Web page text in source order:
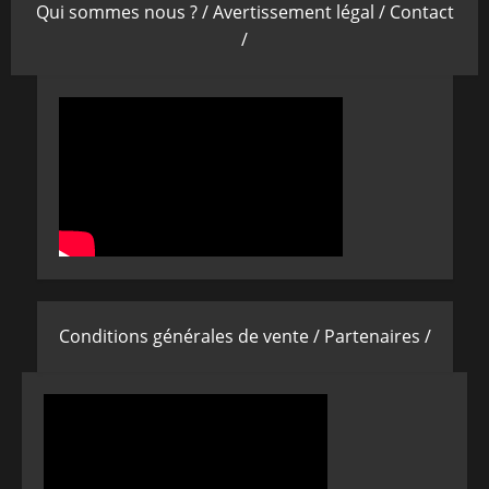
Qui sommes nous ? /Avertissement légal / Contact
/
Conditions générales de vente / Partenaires /